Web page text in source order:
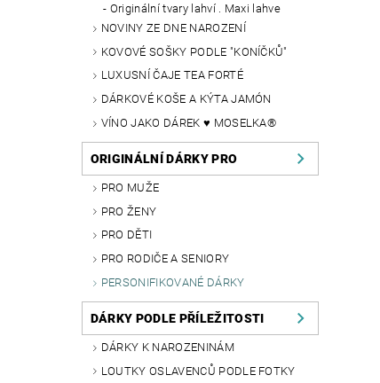
Originální tvary lahví . Maxi lahve
NOVINY ZE DNE NAROZENÍ
KOVOVÉ SOŠKY PODLE "KONÍČKŮ"
LUXUSNÍ ČAJE TEA FORTÉ
DÁRKOVÉ KOŠE A KÝTA JAMÓN
VÍNO JAKO DÁREK ♥ MOSELKA®
ORIGINÁLNÍ DÁRKY PRO
PRO MUŽE
PRO ŽENY
PRO DĚTI
PRO RODIČE A SENIORY
PERSONIFIKOVANÉ DÁRKY
DÁRKY PODLE PŘÍLEŽITOSTI
DÁRKY K NAROZENINÁM
LOUTKY OSLAVENCŮ PODLE FOTKY